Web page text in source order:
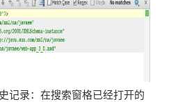
记录：在搜索窗格已经打开的